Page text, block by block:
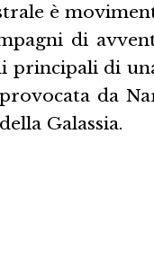
è
di
principali di
da
Galassia.